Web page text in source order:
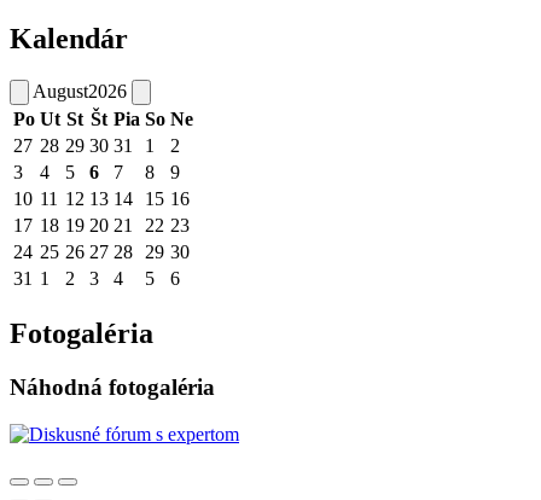
Kalendár
August2026
Po Ut St Št Pia So Ne
27 28 29 30 31 1
2
3
4 5 6 7 8
9
10 11 12 13 14 15 16
17 18 19 20 21 22 23
24 25 26 27 28 29 30
31 1 2 3 4 5 6
Fotogaléria
Náhodná fotogaléria